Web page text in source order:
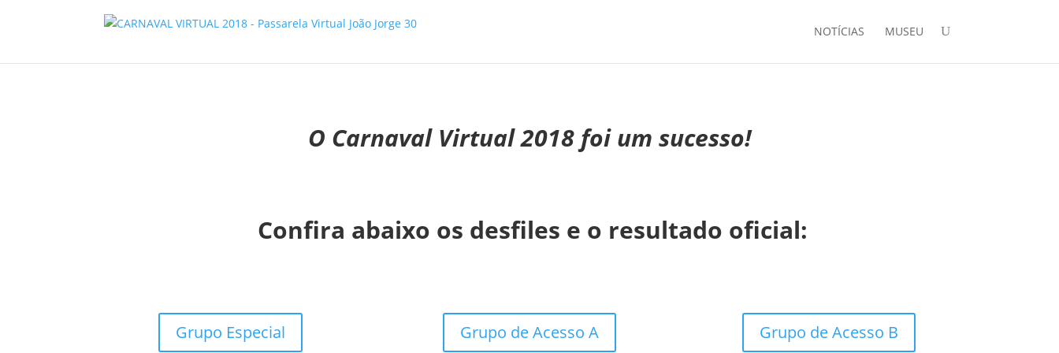
NOTÍCIAS MUSEU
O Carnaval Virtual 2018 foi um sucesso!
Confira abaixo os desfiles e o resultado oficial:
Grupo Especial Grupo de Acesso A Grupo de Acesso B